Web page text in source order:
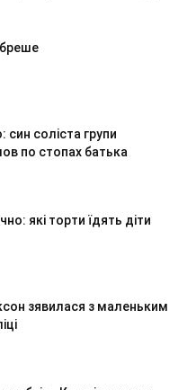
соліста групи
по стопах батька
які торти їдять діти
зявилася з маленьким